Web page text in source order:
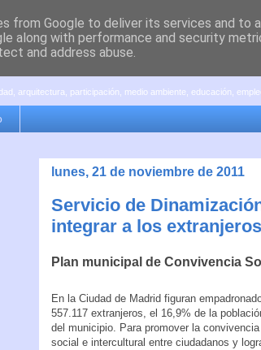
arquitectura, participación, medio ambiente, educación,
lunes, 21 de noviembre de 2011
Servicio de
integrar a los extranjeros
Plan municipal de Convivencia
En la Ciudad de Madrid figuran
557.117 extranjeros, el 16,9% de la
del municipio. Para promover la convivencia
social e intercultural entre ciudadanos y
from Google to deliver its services and to
along with performance and security
and address abuse.